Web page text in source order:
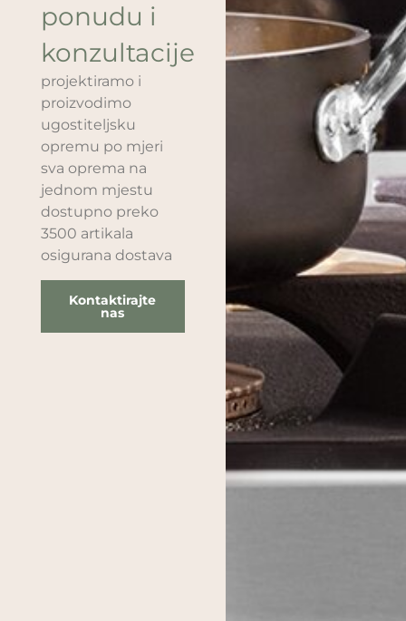
ponudu i
konzultacije
projektiramo i
proizvodimo
ugostiteljsku
opremu po mjeri
sva oprema na
jednom mjestu
dostupno preko
3500 artikala
osigurana dostava
Kontaktirajte
nas